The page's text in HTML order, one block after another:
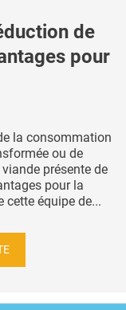
de
pour
la consommation
ou de
présente de
pour la
cette équipe de...